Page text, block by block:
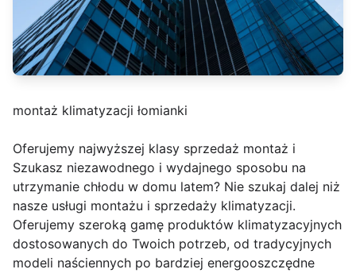
montaż klimatyzacji łomianki
Oferujemy najwyższej klasy sprzedaż montaż i
Szukasz niezawodnego i wydajnego sposobu na
utrzymanie chłodu w domu latem? Nie szukaj dalej niż
nasze usługi montażu i sprzedaży klimatyzacji.
Oferujemy szeroką gamę produktów klimatyzacyjnych
dostosowanych do Twoich potrzeb, od tradycyjnych
modeli naściennych po bardziej energooszczędne